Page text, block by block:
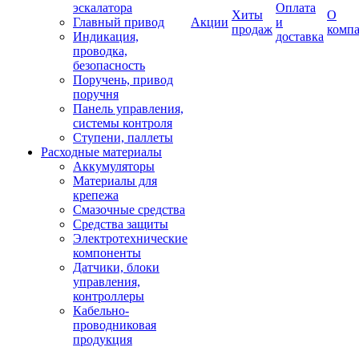
эскалатора
Главный привод
Индикация,
проводка,
безопасность
Поручень, привод
поручня
Панель управления,
системы контроля
Ступени, паллеты
Расходные материалы
Аккумуляторы
Материалы для
крепежа
Смазочные средства
Средства защиты
Электротехнические
компоненты
Датчики, блоки
управления,
контроллеры
Кабельно-
проводниковая
продукция
Акции
Хиты
продаж
Оплата
и
доставка
О